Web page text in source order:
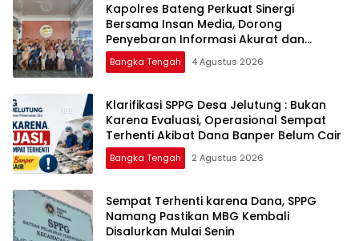
‎Kapolres Bateng Perkuat Sinergi
Bersama Insan Media, Dorong
Penyebaran Informasi Akurat dan
Layanan Polri 110
Bangka Tengah 4 Agustus 2026
‎Klarifikasi SPPG Desa Jelutung : Bukan
Karena Evaluasi, Operasional Sempat
Terhenti Akibat Dana Banper Belum Cair
Bangka Tengah 2 Agustus 2026
‎Sempat Terhenti karena Dana, SPPG
Namang Pastikan MBG Kembali
Disalurkan Mulai Senin